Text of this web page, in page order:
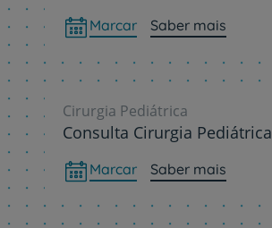
Marcar Saber mais
Cirurgia Pediátrica
Consulta Cirurgia Pediátrica
Marcar Saber mais